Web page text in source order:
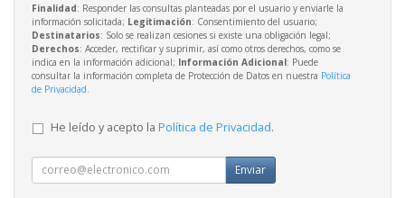
Finalidad: Responder las consultas planteadas por el usuario y enviarle la
información solicitada; Legitimación: Consentimiento del usuario;
Destinatarios: Solo se realizan cesiones si existe una obligación legal;
Derechos: Acceder, rectificar y suprimir, así como otros derechos, como se
indica en la información adicional; Información Adicional: Puede
consultar la información completa de Protección de Datos en nuestra Política
de Privacidad
He leído y acepto la Política de Privacidad.
Enviar